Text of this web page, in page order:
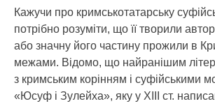
Кажучи про кримськотатарську
потрібно розуміти, що її творили
або значну його частину прожили в
межами. Відомо, що найранішим
з кримським корінням і суфійськими
«Юсуф і Зулейха», яку у ХІІІ ст.